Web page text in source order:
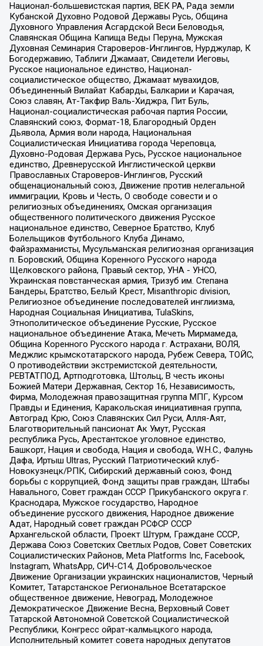
Национал-большевистская партия, ВЕК РА, Рада земли
Кубанской Духовно Родовой Державы Русь, Община
Духовного Управления Асгардской Веси Беловодья,
Славянская Община Капища Веды Перуна, Мужская
Духовная Семинария Староверов-Инглингов, Нурджулар, К
Богодержавию, Таблиги Джамаат, Свидетели Иеговы,
Русское национальное единство, Национал-
социалистическое общество, Джамаат мувахидов,
Объединенный Вилайат Кабарды, Балкарии и Карачая,
Союз славян, Ат-Такфир Валь-Хиджра, Пит Буль,
Национал-социалистическая рабочая партия России,
Славянский союз, Формат-18, Благородный Орден
Дьявола, Армия воли народа, Национальная
Социалистическая Инициатива города Череповца,
Духовно-Родовая Держава Русь, Русское национальное
единство, Древнерусской Инглистической церкви
Православных Староверов-Инглингов, Русский
общенациональный союз, Движение против нелегальной
иммиграции, Кровь и Честь, О свободе совести и о
религиозных объединениях, Омская организация
общественного политического движения Русское
национальное единство, Северное Братство, Клуб
Болельщиков Футбольного Клуба Динамо,
Файзрахманисты, Мусульманская религиозная организация
п. Боровский, Община Коренного Русского народа
Щелковского района, Правый сектор, УНА - УНСО,
Украинская повстанческая армия, Тризуб им. Степана
Бандеры, Братство, Белый Крест, Misanthropic division,
Религиозное объединение последователей инглиизма,
Народная Социальная Инициатива, TulaSkins,
Этнополитическое объединение Русские, Русское
национальное объединение Атака, Мечеть Мирмамеда,
Община Коренного Русского народа г. Астрахани, ВОЛЯ,
Меджлис крымскотатарского народа, Рубеж Севера, ТОЙС,
О противодействии экстремистской деятельности,
РЕВТАТПОД, Артподготовка, Штольц, В честь иконы
Божией Матери Державная, Сектор 16, Независимость,
Фирма, Молодежная правозащитная группа МПГ, Курсом
Правды и Единения, Каракольская инициативная группа,
Автоград Крю, Союз Славянских Сил Руси, Алля-Аят,
Благотворительный пансионат Ак Умут, Русская
республика Русь, Арестантское уголовное единство,
Башкорт, Нация и свобода, Нация и свобода, W.H.С., Фалунь
Дафа, Иртыш Ultras, Русский Патриотический клуб-
Новокузнецк/РПК, Сибирский державный союз, Фонд
борьбы с коррупцией, Фонд защиты прав граждан, Штабы
Навального, Совет граждан СССР Прикубанского округа г.
Краснодара, Мужское государство, Народное
объединение русского движения, Народное движение
Адат, Народный совет граждан РСФСР СССР
Архангельской области, Проект Штурм, Граждане СССР,
Держава Союз Советских Светлых Родов, Совет Советских
Социалистических Районов, Meta Platforms Inc, Facebook,
Instagram, WhatsApp, СИЧ-С14, Добровольческое
Движение Организации украинских националистов, Черный
Комитет, Татарстанское Региональное Всетатарское
общественное движение, Невоград, Молодежное
Демократическое Движение Весна, Верховный Совет
Татарской Автономной Советской Социалистической
Республики, Конгресс ойрат-калмыцкого народа,
Исполнительный комитет совета народных депутатов